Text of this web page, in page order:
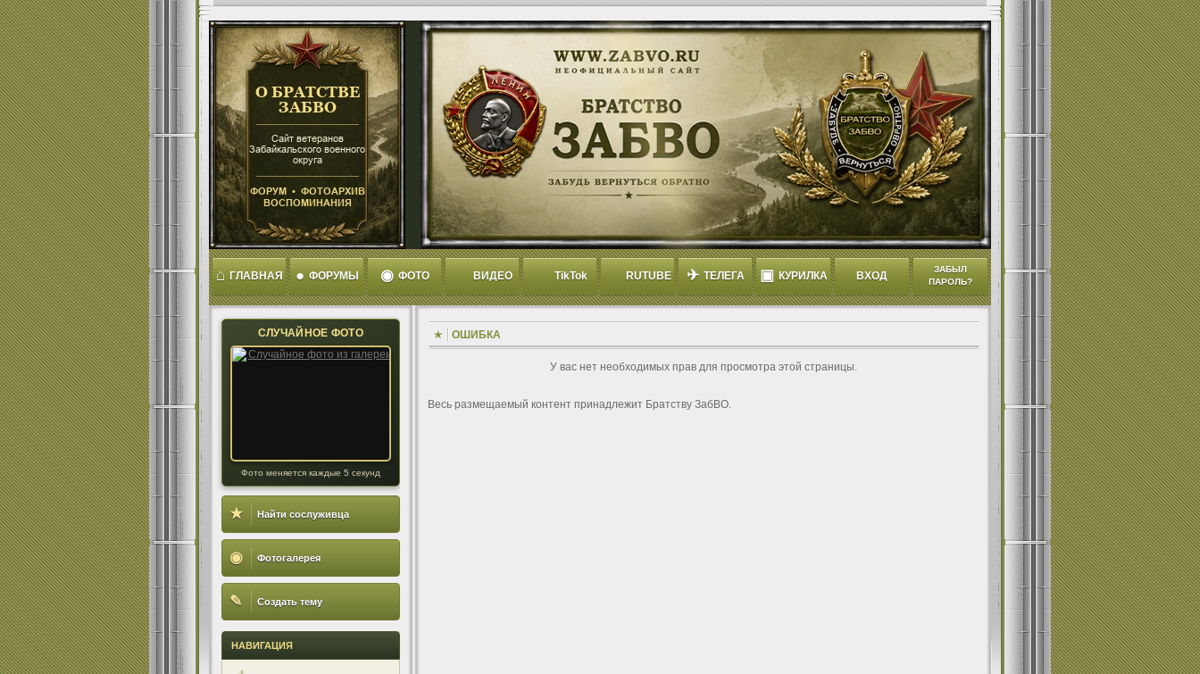
⌂ ГЛАВНАЯ ● ФОРУМЫ ◉ ФОТО ВИДЕО TikTok RUTUBE ✈ ТЕЛЕГА ▣ КУРИЛКА ВХОД
ЗАБЫЛ
ПАРОЛЬ?
СЛУЧАЙНОЕ ФОТО
Фото меняется каждые 5 секунд
★ Найти сослуживца
◉ Фотогалерея
✎ Создать тему
НАВИГАЦИЯ
ОШИБКА
У вас нет необходимых прав для просмотра этой страницы.
Весь размещаемый контент принадлежит Братству ЗабВО.